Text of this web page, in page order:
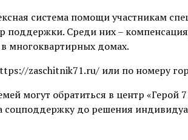
система помощи участникам
поддержки. Среди них –
многоквартирных домах.
zaschitnik71.ru/ или по номеру
могут обратиться в центр «Герой
соцподдержку до решения